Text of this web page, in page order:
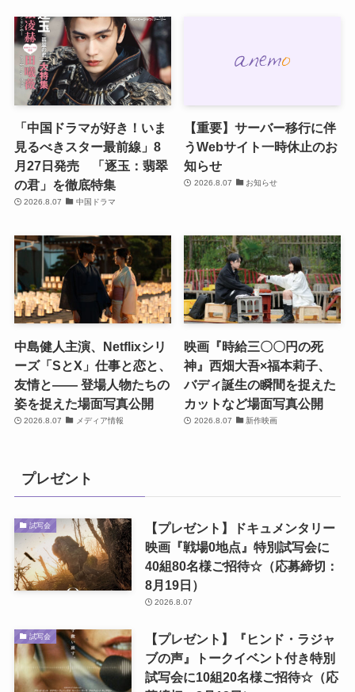
「中国ドラマが好き！いま
見るべきスター最前線」8
月27日発売 「逐玉：翡翠
の君」を徹底特集
2026.8.07 中国ドラマ
【重要】サーバー移行に伴
うWebサイト一時休止のお
知らせ
2026.8.07 お知らせ
中島健人主演、Netflixシリ
ーズ「SとX」仕事と恋と、
友情と―― 登場人物たちの
姿を捉えた場面写真公開
2026.8.07 メディア情報
映画『時給三〇〇円の死
神』西畑大吾×福本莉子、
バディ誕生の瞬間を捉えた
カットなど場面写真公開
2026.8.07 新作映画
プレゼント
試写会
【プレゼント】ドキュメンタリー
映画『戦場0地点』特別試写会に
40組80名様ご招待☆（応募締切：
8月19日）
2026.8.07
試写会
【プレゼント】『ヒンド・ラジャ
ブの声』トークイベント付き特別
試写会に10組20名様ご招待☆（応